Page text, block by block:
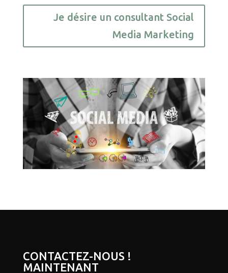
Je désire un consultant Social
Media Marketing
CONTACTEZ-NOUS !
MAINTENANT